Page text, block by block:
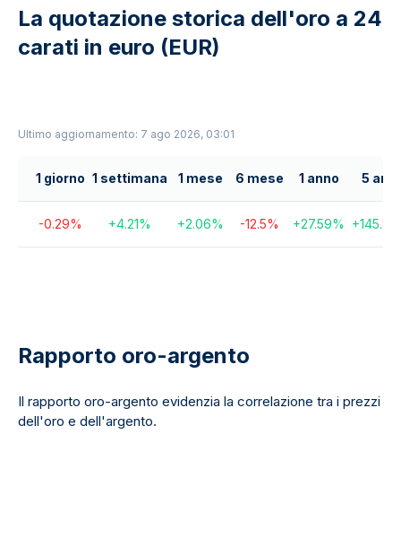
La quotazione storica dell'oro a 24
carati in euro (EUR)
Ultimo aggiornamento: 7 ago 2026, 03:01
1 giorno 1 settimana 1 mese 6 mese 1 anno 5 anni
-0.29% +4.21% +2.06% -12.5% +27.59% +145.83
Rapporto oro-argento
Il rapporto oro-argento evidenzia la correlazione tra i prezzi
dell'oro e dell'argento.